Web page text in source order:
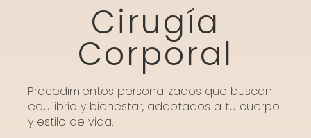
Cirugía
Corporal
Procedimientos personalizados que buscan
equilibrio y bienestar, adaptados a tu cuerpo
y estilo de vida.